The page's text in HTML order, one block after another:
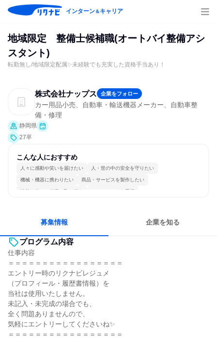
インターン＆キャリア
地域限定 整備士候補職(オートバイ整備アシ
スタント)
転勤無し/地域限定配属✨未経験でも充実した資格手当あり！
株式会社ナップス 企業をフォロー
カー用品小売、自動車・輸送機器メーカー、自動車整
備・修理
静岡県
27卒
こんな人におすすめ
人々に感動や笑いを届けたい 人・世の中の安全を守りたい
機械・機器に携わりたい 商品・サービスを製作したい
情熱を持って仕事に取り組む チームワークを重視
募集情報 企業を知る
プログラム内容
仕事内容
＝＝＝＝＝＝＝＝＝＝＝＝＝＝＝＝＝
エントリー時のリクナビレジュメ
（プロフィール・履歴書情報）を
当社は使用いたしません。
未記入・未完成の場合でも、
全く問題ありませんので、
気軽にエントリーしてくださいね✨
＝＝＝＝＝＝＝＝＝＝＝＝＝＝＝＝＝